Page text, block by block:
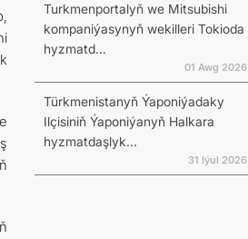
Turkmenportalyň we Mitsubishi
kompaniýasynyň wekilleri Tokioda
hyzmatd...
01 Awg 2026
Türkmenistanyň Ýaponiýadaky
Ilçisiniň Ýaponiýanyň Halkara
hyzmatdaşlyk...
31 Iýul 2026